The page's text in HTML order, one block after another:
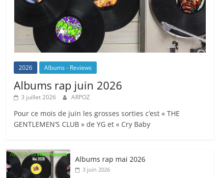
2026 Albums - Reviews
Albums rap juin 2026
3 juillet 2026 ARPOZ
Pour ce mois de juin les grosses sorties c’est « THE
GENTLEMEN’S CLUB » de YG et « Cry Baby
Albums rap mai 2026
3 juin 2026